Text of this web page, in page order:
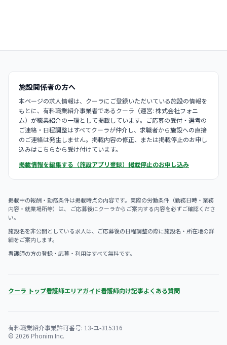
施設関係者の方へ
本ページの求人情報は、クーラにご登録いただいている施設の情報を
もとに、有料職業紹介事業者であるクーラ（運営: 株式会社フォニ
ム）が職業紹介の一環として掲載しています。ご応募の受付・選考の
ご連絡・日程調整はすべてクーラが仲介し、求職者から施設への直接
のご連絡は発生しません。掲載内容の修正、または掲載停止のお申し
込みはこちらから受け付けています。
掲載情報を編集する（施設アプリ登録） 掲載停止のお申し込み
掲載中の報酬・勤務条件は掲載時点の内容です。実際の労働条件（勤務日時・業務
内容・就業場所等）は、 ご応募後にクーラからご案内する内容を必ずご確認くださ
い。
施設名を非公開としている求人は、ご応募後の日程調整の際に施設名・所在地の詳
細をご案内します。
看護師の方の登録・応募・利用はすべて無料です。
クーラ トップ看護師エリアガイド看護師向け記事よくある質問
有料職業紹介事業許可番号: 13-ユ-315316
© 2026 Phonim Inc.